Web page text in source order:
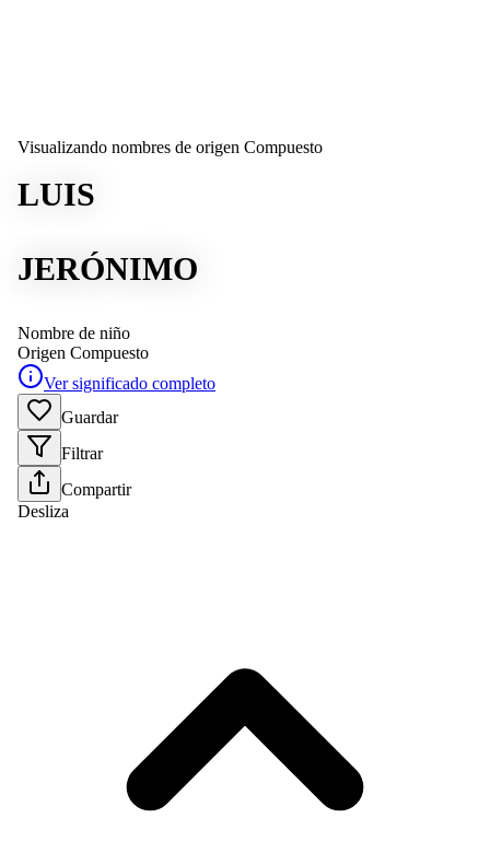
Visualizando nombres de origen Compuesto
LUIS
JERÓNIMO
Nombre de niño
Origen Compuesto
Ver significado completo
Guardar
Filtrar
Compartir
Desliza